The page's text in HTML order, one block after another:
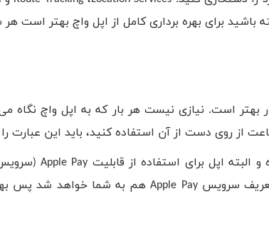
باشید برای بهره برداری کامل از اپل واچ بهتر است هر
بهتر است. نیازی نیست هر بار که به اپل واچ نگاه می
از روی دست از آن استفاده کنید، باید این عبارت را
اپل برای استفاده از قابلیت Apple Pay(سرویس
سرویسApple Payهم به شما خواهد شد پس